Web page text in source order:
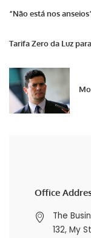
“Não está nos
Tarifa Zero da Luz
Office
The
132, My